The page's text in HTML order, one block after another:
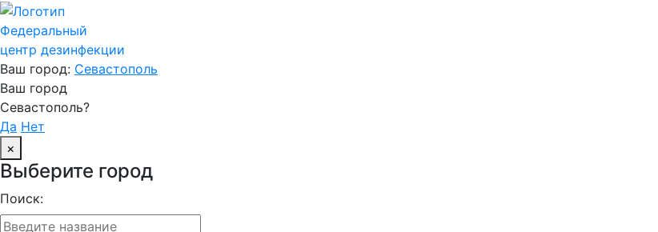
Федеральный
центр дезинфекции
Ваш город: Севастополь
Ваш город
Севастополь?
Да Нет
×
Выберите город
Поиск: